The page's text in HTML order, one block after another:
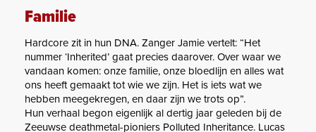
Familie
Hardcore zit in hun DNA. Zanger Jamie vertelt: “Het
nummer ‘Inherited’ gaat precies daarover. Over waar we
vandaan komen: onze familie, onze bloedlijn en alles wat
ons heeft gemaakt tot wie we zijn. Het is iets wat we
hebben meegekregen, en daar zijn we trots op”.
Hun verhaal begon eigenlijk al dertig jaar geleden bij de
Zeeuwse deathmetal-pioniers Polluted Inheritance. Lucas